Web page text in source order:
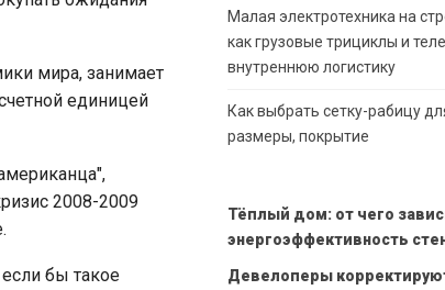
мира, занимает
единицей
2008-2009
бы такое
Малая электротехника на
как грузовые трициклы и
внутреннюю логистику
Как выбрать сетку-рабицу
размеры, покрытие
Тёплый дом: от чего
энергоэффективность
Девелоперы